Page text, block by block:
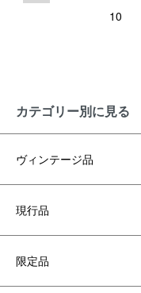
10
カテゴリー別に見る
ヴィンテージ品
現行品
限定品